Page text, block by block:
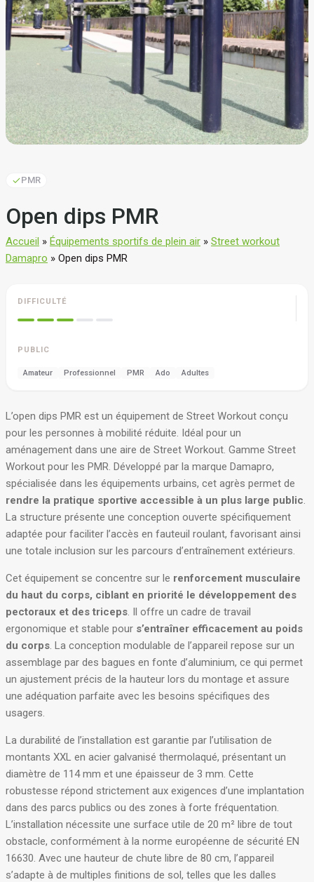
PMR
Open dips PMR
Accueil » Équipements sportifs de plein air » Street workout
Damapro » Open dips PMR
DIFFICULTÉ
PUBLIC
Amateur Professionnel PMR Ado Adultes
L’open dips PMR est un équipement de Street Workout conçu
pour les personnes à mobilité réduite. Idéal pour un
aménagement dans une aire de Street Workout. Gamme Street
Workout pour les PMR. Développé par la marque Damapro,
spécialisée dans les équipements urbains, cet agrès permet de
rendre la pratique sportive accessible à un plus large public.
La structure présente une conception ouverte spécifiquement
adaptée pour faciliter l’accès en fauteuil roulant, favorisant ainsi
une totale inclusion sur les parcours d’entraînement extérieurs.
Cet équipement se concentre sur le renforcement musculaire
du haut du corps, ciblant en priorité le développement des
pectoraux et des triceps. Il offre un cadre de travail
ergonomique et stable pour s’entraîner efficacement au poids
du corps. La conception modulable de l’appareil repose sur un
assemblage par des bagues en fonte d’aluminium, ce qui permet
un ajustement précis de la hauteur lors du montage et assure
une adéquation parfaite avec les besoins spécifiques des
usagers.
La durabilité de l’installation est garantie par l’utilisation de
montants XXL en acier galvanisé thermolaqué, présentant un
diamètre de 114 mm et une épaisseur de 3 mm. Cette
robustesse répond strictement aux exigences d’une implantation
dans des parcs publics ou des zones à forte fréquentation.
L’installation nécessite une surface utile de 20 m² libre de tout
obstacle, conformément à la norme européenne de sécurité EN
16630. Avec une hauteur de chute libre de 80 cm, l’appareil
s’adapte à de multiples finitions de sol, telles que les dalles